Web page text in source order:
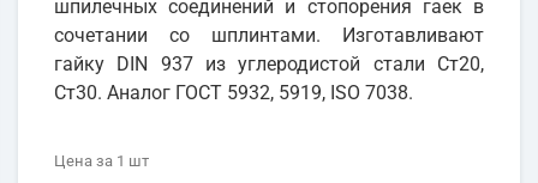
шпилечных соединений и стопорения гаек в
сочетании со шплинтами. Изготавливают
гайку DIN 937 из углеродистой стали Ст20,
Ст30. Аналог ГОСТ 5932, 5919, ISO 7038.
Цена за 1 шт